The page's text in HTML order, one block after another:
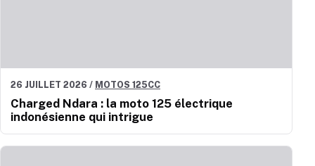
26 JUILLET 2026 / MOTOS 125CC
Charged Ndara : la moto 125 électrique
indonésienne qui intrigue